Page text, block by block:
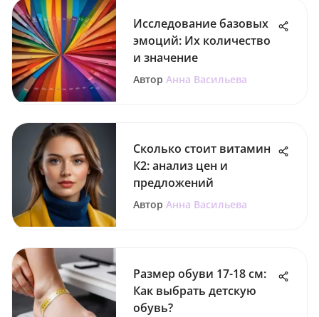
Исследование базовых
эмоций: Их количество
и значение
Автор Анна Васильева
Сколько стоит витамин
К2: анализ цен и
предложений
Автор Анна Васильева
Размер обуви 17-18 см:
Как выбрать детскую
обувь?